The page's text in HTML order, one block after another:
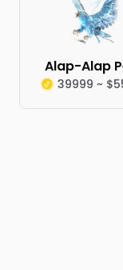
Alap-Alap
39999 ~